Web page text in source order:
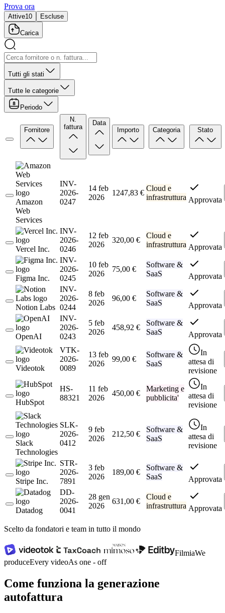
Prova ora
Attive10 Escluse
Carica
Tutti gli stati
Tutte le categorie
Periodo
Fornitore
N.
fattura
Data
Importo
Categoria Stato
Amazon
Web
Services
INV-
2026-
0247
14 feb
2026
1247,83 €
Cloud e
infrastruttura Approvata
Vercel Inc.
INV-
2026-
0246
12 feb
2026
320,00 €
Cloud e
infrastruttura Approvata
Figma Inc.
INV-
2026-
0245
10 feb
2026
75,00 €
Software &
SaaS
Approvata
Notion Labs
INV-
2026-
0244
8 feb
2026
96,00 €
Software &
SaaS
Approvata
OpenAI
INV-
2026-
0243
5 feb
2026
458,92 €
Software &
SaaS
Approvata
Videotok
VTK-
2026-
0089
13 feb
2026
99,00 €
Software &
SaaS
In
attesa di
revisione
HubSpot
HS-
88321
11 feb
2026
450,00 €
Marketing e
pubblicita'
In
attesa di
revisione
Slack
Technologies
SLK-
2026-
0412
9 feb
2026
212,50 €
Software &
SaaS
In
attesa di
revisione
Stripe Inc.
STR-
2026-
7891
3 feb
2026
189,00 €
Software &
SaaS
Approvata
Datadog
DD-
2026-
0041
28 gen
2026
631,00 €
Cloud e
infrastruttura Approvata
Scelto da fondatori e team in tutto il mondo
FilmiaWe
produceEvery videoAs one - off
Come funziona la generazione
autofattura